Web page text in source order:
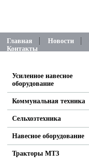
Главная Новости
Контакты
Усиленное навесное
оборудование
Коммунальная техника
Сельхозтехника
Навесное оборудование
Тракторы МТЗ